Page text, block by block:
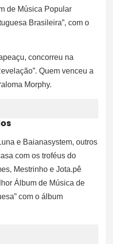
de Música Popular
Brasileira”, com o
concorreu na
Quem venceu a
Morphy.
e Baianasystem, outros
com os troféus do
Mestrinho e Jota.pê
Álbum de Música de
com o álbum